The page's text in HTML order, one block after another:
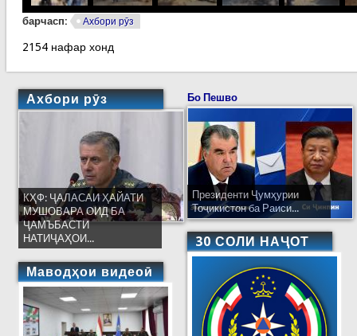
барчасп: Ахбори рӯз
2154 нафар хонд
Ахбори рӯз
КҲФ: ҶАЛАСАИ ҲАЙАТИ
МУШОВАРА ОИД БА
ҶАМЪБАСТИ
НАТИҶАҲОИ...
Маводҳои видеоӣ
Бо Пешво
Президенти Ҷумҳурии
Тоҷикистон ба Раиси...
30 СОЛИ НАҶОТ